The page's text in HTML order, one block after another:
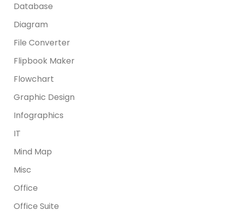
Database
Diagram
File Converter
Flipbook Maker
Flowchart
Graphic Design
Infographics
IT
Mind Map
Misc
Office
Office Suite